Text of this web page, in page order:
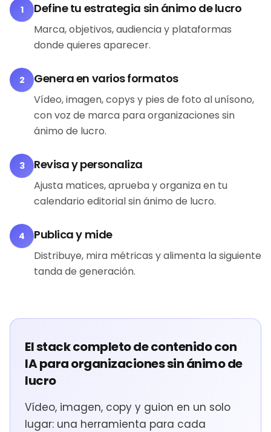
1 Define tu estrategia sin ánimo de lucro
Marca, objetivos, audiencia y plataformas
donde quieres aparecer.
2 Genera en varios formatos
Vídeo, imagen, copys y pies de foto al unísono,
con voz de marca para organizaciones sin
ánimo de lucro.
3 Revisa y personaliza
Ajusta matices, aprueba y organiza en tu
calendario editorial sin ánimo de lucro.
4 Publica y mide
Distribuye, mira métricas y alimenta la siguiente
tanda de generación.
El stack completo de contenido con
IA para organizaciones sin ánimo de
lucro
Vídeo, imagen, copy y guion en un solo
lugar: una herramienta para cada